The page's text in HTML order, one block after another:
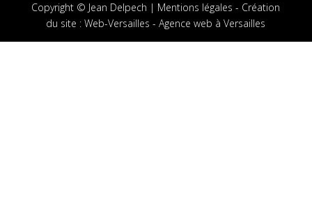
Copyright © Jean Delpech | Mentions légales - Création
du site :Web-Versailles - Agence web à Versailles